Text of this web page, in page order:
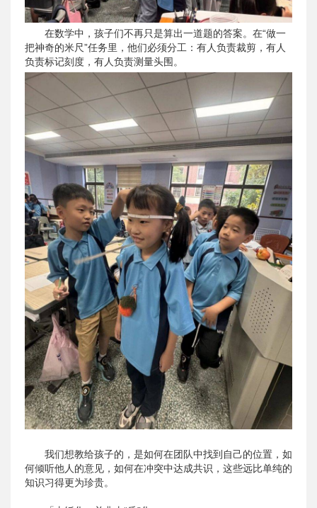
在数学中，孩子们不再只是算出一道题的答案。在“做一
把神奇的米尺”任务里，他们必须分工：有人负责裁剪，有人
负责标记刻度，有人负责测量头围。
我们想教给孩子的，是如何在团队中找到自己的位置，如
何倾听他人的意见，如何在冲突中达成共识，这些远比单纯的
知识习得更为珍贵。